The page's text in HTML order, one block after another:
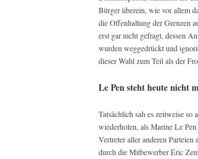
Bürger überein, wie vor allem
die Offenhaltung der Grenzen
erst gar nicht gefragt, dessen
wurden weggedrückt und
dieser Wahl zum Teil als der
Le Pen steht heute nicht
Tatsächlich sah es zeitweise so
wiederholen, als Marine Le
Vertreter aller anderen
durch die Mitbewerber Éric